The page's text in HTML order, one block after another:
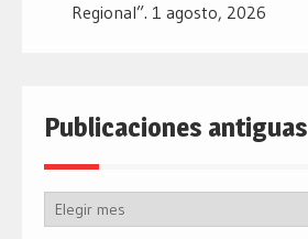
Regional”. 1 agosto, 2026
Publicaciones antiguas
Publicaciones